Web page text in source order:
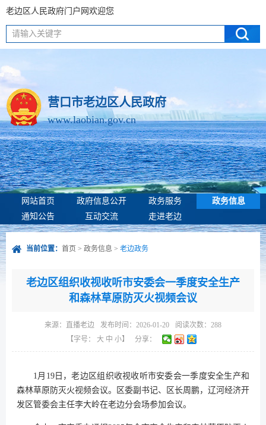
老边区人民政府门户网欢迎您
请输入关键字
营口市老边区人民政府
www.laobian.gov.cn
网站首页 政府信息公开 政务服务
政务信息
通知公告
互动交流 走进老边
当前位置： 首页 > 政务信息 > 老边政务
老边区组织收视收听市安委会一季度安全生产
和森林草原防灭火视频会议
来源： 直播老边 发布时间：2026-01-20 阅读次数： 288
【字号： 大 中 小】 分享：
1月19日，老边区组织收视收听市安委会一季度安全生产和
森林草原防灭火视频会议。区委副书记、区长周鹏，辽河经济开
发区管委会主任李大岭在老边分会场参加会议。